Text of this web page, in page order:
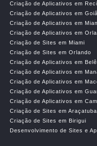
Criação de Aplicativos em
Criação de Aplicativos em
Criação de Aplicativos em
Criação de Aplicativos em
Criação de Sites em Miami
Criação de Sites em Orlando
Criação de Aplicativos em
Criação de Aplicativos em
Criação de Aplicativos em
Criação de Aplicativos em
Criação de Aplicativos em
Criação de Sites em Araçatuba
Criação de Sites em Birigui
Desenvolvimento de Sites e